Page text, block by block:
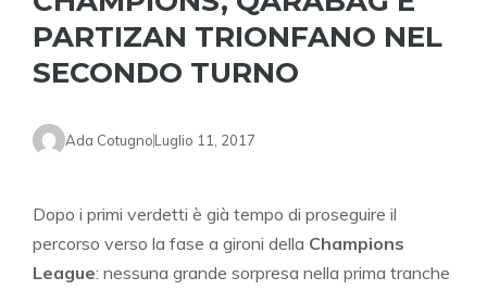
PARTIZAN TRIONFANO NEL
SECONDO TURNO
Ada CotugnoLuglio 11, 2017
Dopo i primi verdetti è già tempo di proseguire il
percorso verso la fase a gironi della Champions
League: nessuna grande sorpresa nella prima tranche